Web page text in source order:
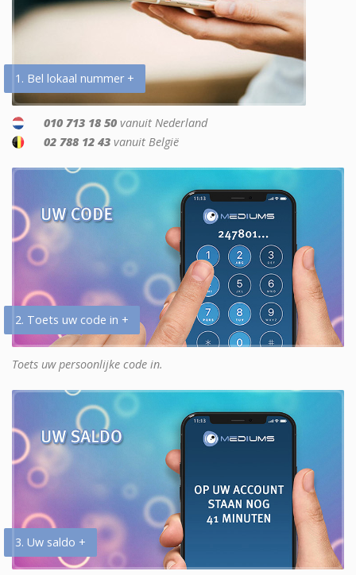
1. Bel lokaal nummer +
010 713 18 50 vanuit Nederland
02 788 12 43 vanuit België
2. Toets uw code in +
Toets uw persoonlijke code in.
3. Uw saldo +